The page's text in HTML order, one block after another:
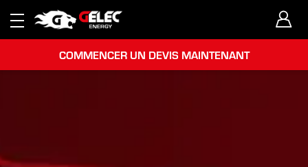
COMMENCER UN DEVIS MAINTENANT